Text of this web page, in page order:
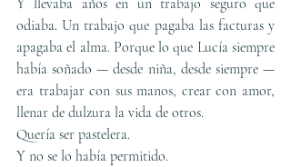
Y llevaba años en un trabajo seguro que
odiaba. Un trabajo que pagaba las facturas y
apagaba el alma. Porque lo que Lucía siempre
había soñado — desde niña, desde siempre —
era trabajar con sus manos, crear con amor,
llenar de dulzura la vida de otros.
Quería ser pastelera.
Y no se lo había permitido.